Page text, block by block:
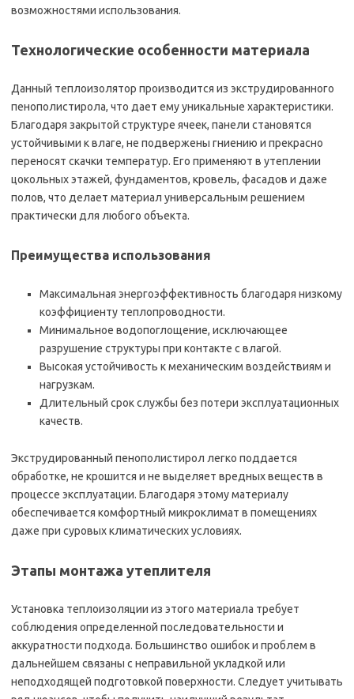
возможностями использования.
Технологические особенности материала
Данный теплоизолятор производится из экструдированного
пенополистирола, что дает ему уникальные характеристики.
Благодаря закрытой структуре ячеек, панели становятся
устойчивыми к влаге, не подвержены гниению и прекрасно
переносят скачки температур. Его применяют в утеплении
цокольных этажей, фундаментов, кровель, фасадов и даже
полов, что делает материал универсальным решением
практически для любого объекта.
Преимущества использования
Максимальная энергоэффективность благодаря низкому
коэффициенту теплопроводности.
Минимальное водопоглощение, исключающее
разрушение структуры при контакте с влагой.
Высокая устойчивость к механическим воздействиям и
нагрузкам.
Длительный срок службы без потери эксплуатационных
качеств.
Экструдированный пенополистирол легко поддается
обработке, не крошится и не выделяет вредных веществ в
процессе эксплуатации. Благодаря этому материалу
обеспечивается комфортный микроклимат в помещениях
даже при суровых климатических условиях.
Этапы монтажа утеплителя
Установка теплоизоляции из этого материала требует
соблюдения определенной последовательности и
аккуратности подхода. Большинство ошибок и проблем в
дальнейшем связаны с неправильной укладкой или
неподходящей подготовкой поверхности. Следует учитывать